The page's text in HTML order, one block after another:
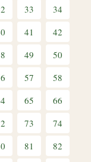
33
34
41
42
49
50
57
58
65
66
73
74
81
82